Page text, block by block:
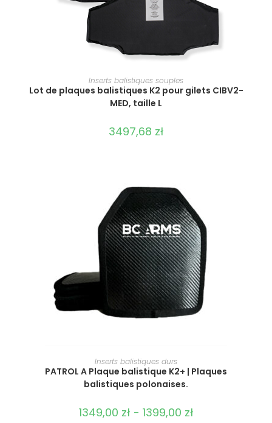
SÉLECTIONNER LES OPTIONS
Inserts balistiques souples
Lot de plaques balistiques K2 pour gilets CIBV2-
MED, taille L
3497,68 zł
SÉLECTIONNER LES OPTIONS
Inserts balistiques durs
PATROL A Plaque balistique K2+ | Plaques
balistiques polonaises.
1349,00 zł - 1399,00 zł